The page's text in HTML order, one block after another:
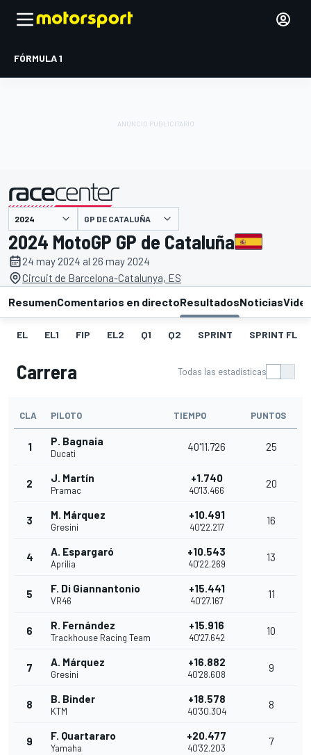
FÓRMULA 1
presentado por GP DE CATALUÑA
2024 MotoGP GP de Cataluña
24 may 2024 al 26 may 2024
Circuit de Barcelona-Catalunya, ES
ResumenComentarios en directoResultadosNoticias
EL EL1 FIP EL2 Q1 Q2 SPRINT SPRINT FL
Carrera Todas las estadísticas
CLA PILOTO TIEMPO PUNTOS
1 P. Bagnaia
Ducati
40'11.726 25
2 J. Martín
Pramac
+1.740
40'13.466
20
3 M. Márquez
Gresini
+10.491
40'22.217
16
4 A. Espargaró
Aprilia
+10.543
40'22.269
13
5 F. Di Giannantonio
VR46
+15.441
40'27.167
11
6 R. Fernández
Trackhouse Racing Team
+15.916
40'27.642
10
7 A. Márquez
Gresini
+16.882
40'28.608
9
8 B. Binder
KTM
+18.578
40'30.304
8
9 F. Quartararo
Yamaha
+20.477
40'32.203
7